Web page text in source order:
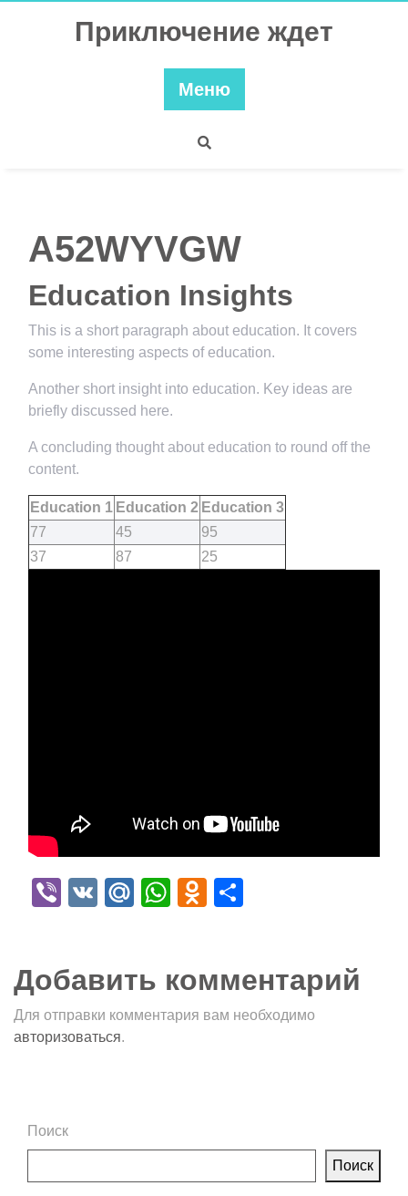
Приключение ждет
Меню
A52WYVGW
Education Insights
This is a short paragraph about education. It covers
some interesting aspects of education.
Another short insight into education. Key ideas are
briefly discussed here.
A concluding thought about education to round off the
content.
Education 1 Education 2 Education 3
77
45
95
37
87 25
Viber
VK Mail.Ru
WhatsApp
Odnoklassniki
Добавить комментарий
Для отправки комментария вам необходимо
авторизоваться.
Поиск
Поиск